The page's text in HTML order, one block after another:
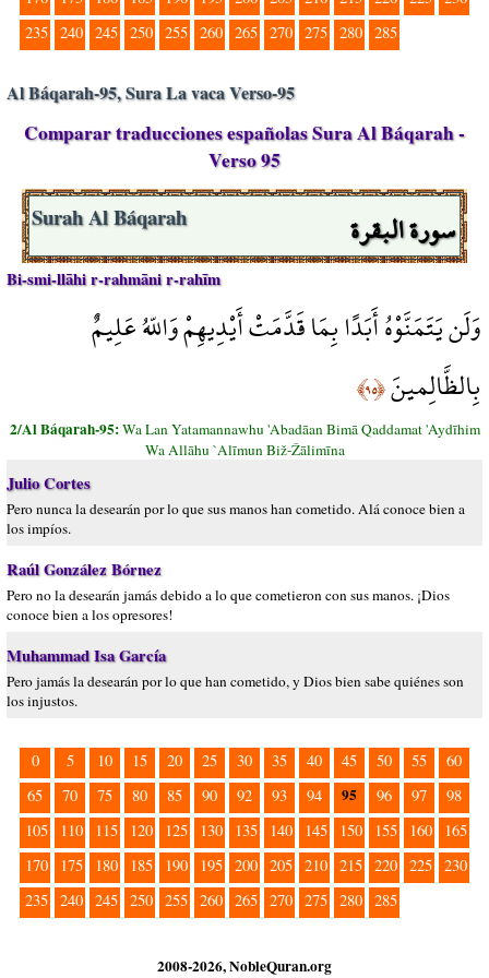
235 240 245 250 255 260 265 270 275 280 285
Al Báqarah-95, Sura La vaca Verso-95
Comparar traducciones españolas Sura Al Báqarah -
Verso 95
سورة البقرة Surah Al Báqarah
Bi-smi-llāhi r-rahmāni r-rahīm
وَلَن يَتَمَنَّوْهُ أَبَدًا بِمَا قَدَّمَتْ أَيْدِيهِمْ وَاللّهُ عَلِيمٌ
بِالظَّالِمينَ﴿٩٥﴾
2/Al Báqarah-95:Wa Lan Yatamannawhu 'Abadāan Bimā Qaddamat 'Aydīhim
Wa Allāhu `Alīmun Biž-Žālimīna
Julio Cortes
Pero nunca la desearán por lo que sus manos han cometido. Alá conoce bien a
los impíos.
Raúl González Bórnez
Pero no la desearán jamás debido a lo que cometieron con sus manos. ¡Dios
conoce bien a los opresores!
Muhammad Isa García
Pero jamás la desearán por lo que han cometido, y Dios bien sabe quiénes son
los injustos.
0 5 10 15 20 25 30 35 40 45 50 55
60
65
70 75 80 85 90 92 93 94 95 96 97
98
105
110 115 120 125 130 135 140 145 150 155 160
165
170
175 180 185 190 195 200 205 210 215 220 225 230
235 240 245 250 255 260 265 270 275 280 285
2008-2026, NobleQuran.org